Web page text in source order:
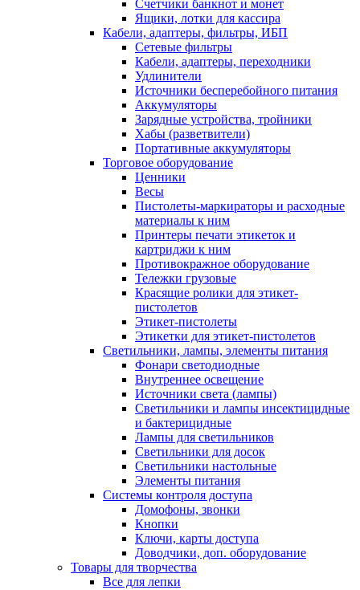
Счетчики банкнот и монет
Ящики, лотки для кассира
Кабели, адаптеры, фильтры, ИБП
Сетевые фильтры
Кабели, адаптеры, переходники
Удлинители
Источники бесперебойного питания
Аккумуляторы
Зарядные устройства, тройники
Хабы (разветвители)
Портативные аккумуляторы
Торговое оборудование
Ценники
Весы
Пистолеты-маркираторы и расходные
материалы к ним
Принтеры печати этикеток и
картриджи к ним
Противокражное оборудование
Тележки грузовые
Красящие ролики для этикет-
пистолетов
Этикет-пистолеты
Этикетки для этикет-пистолетов
Светильники, лампы, элементы питания
Фонари светодиодные
Внутреннее освещение
Источники света (лампы)
Светильники и лампы инсектицидные
и бактерицидные
Лампы для светильников
Светильники для досок
Светильники настольные
Элементы питания
Системы контроля доступа
Домофоны, звонки
Кнопки
Ключи, карты доступа
Доводчики, доп. оборудование
Товары для творчества
Все для лепки